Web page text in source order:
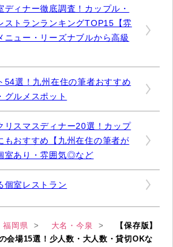
ディナー徹底調査！カップル・
ストランランキングTOP15【雰
ュー・リーズナブルから高級
54選！九州在住の筆者おすすめ
グルメスポット
リスマスディナー20選！カップ
もおすすめ【九州在住の筆者が
室あり・雰囲気◎など
個室レストラン
福岡県 大名・今泉
【保存版】
会場15選！少人数・大人数・貸切OKな